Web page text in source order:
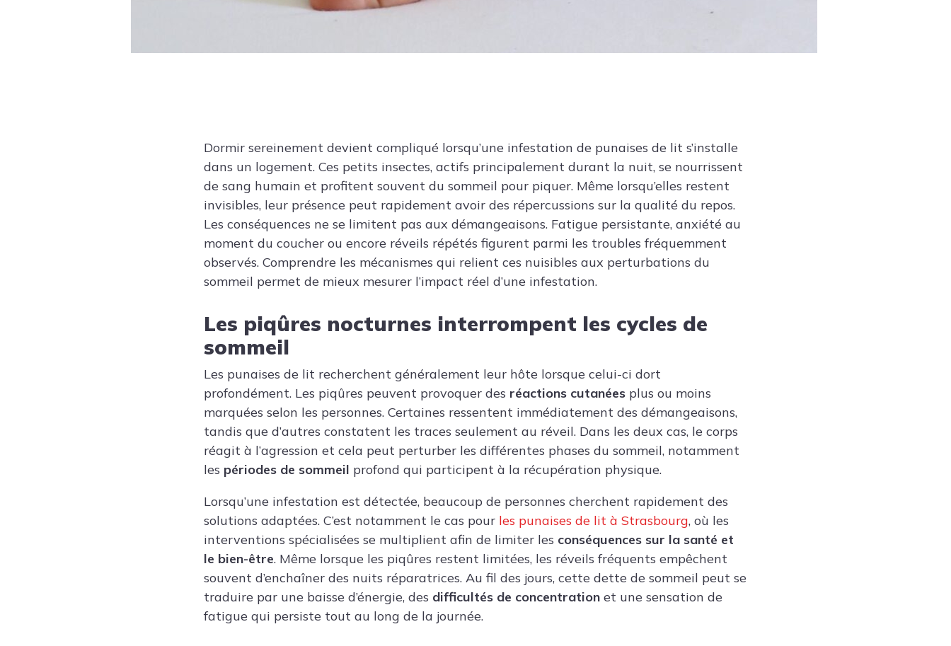
Dormir sereinement devient compliqué lorsqu’une infestation de punaises de lit s’installe
dans un logement. Ces petits insectes, actifs principalement durant la nuit, se nourrissent
de sang humain et profitent souvent du sommeil pour piquer. Même lorsqu’elles restent
invisibles, leur présence peut rapidement avoir des répercussions sur la qualité du repos.
Les conséquences ne se limitent pas aux démangeaisons. Fatigue persistante, anxiété au
moment du coucher ou encore réveils répétés figurent parmi les troubles fréquemment
observés. Comprendre les mécanismes qui relient ces nuisibles aux perturbations du
sommeil permet de mieux mesurer l’impact réel d’une infestation.
Les piqûres nocturnes interrompent les cycles de
sommeil
Les punaises de lit recherchent généralement leur hôte lorsque celui-ci dort
profondément. Les piqûres peuvent provoquer des réactions cutanées plus ou moins
marquées selon les personnes. Certaines ressentent immédiatement des démangeaisons,
tandis que d’autres constatent les traces seulement au réveil. Dans les deux cas, le corps
réagit à l’agression et cela peut perturber les différentes phases du sommeil, notamment
les périodes de sommeil profond qui participent à la récupération physique.
Lorsqu’une infestation est détectée, beaucoup de personnes cherchent rapidement des
solutions adaptées. C’est notamment le cas pour les punaises de lit à Strasbourg, où les
interventions spécialisées se multiplient afin de limiter les conséquences sur la santé et
le bien-être. Même lorsque les piqûres restent limitées, les réveils fréquents empêchent
souvent d’enchaîner des nuits réparatrices. Au fil des jours, cette dette de sommeil peut se
traduire par une baisse d’énergie, des difficultés de concentration et une sensation de
fatigue qui persiste tout au long de la journée.